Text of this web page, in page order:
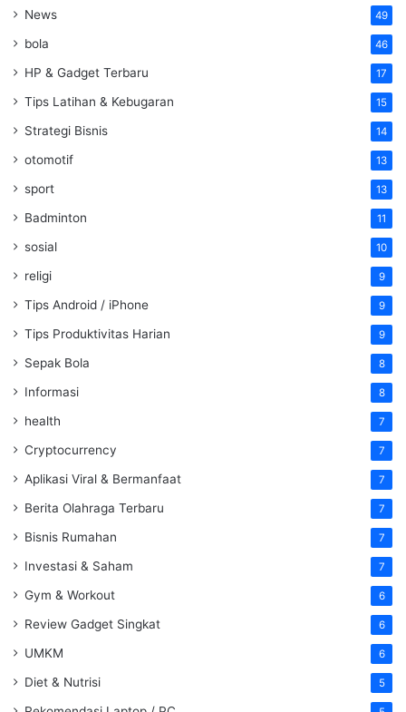
News 49
bola 46
HP & Gadget Terbaru 17
Tips Latihan & Kebugaran 15
Strategi Bisnis 14
otomotif 13
sport 13
Badminton 11
sosial 10
religi 9
Tips Android / iPhone 9
Tips Produktivitas Harian 9
Sepak Bola 8
Informasi 8
health 7
Cryptocurrency 7
Aplikasi Viral & Bermanfaat 7
Berita Olahraga Terbaru 7
Bisnis Rumahan 7
Investasi & Saham 7
Gym & Workout 6
Review Gadget Singkat 6
UMKM 6
Diet & Nutrisi 5